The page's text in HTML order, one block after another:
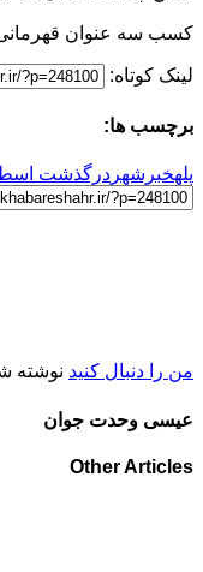
کسب سه عنوان قهرمانی با برزیل در جام
لینک کوتاه:
برچسب ها:
پلهخبرشهر درگذشت
من را دنبال کنید نوشته
عیسی وحدت جوان
Other Articles